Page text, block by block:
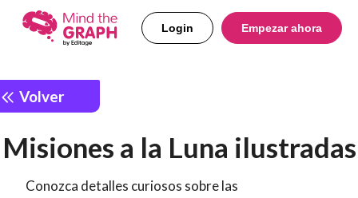
Login Empezar ahora
Volver
Misiones a la Luna ilustradas
Conozca detalles curiosos sobre las